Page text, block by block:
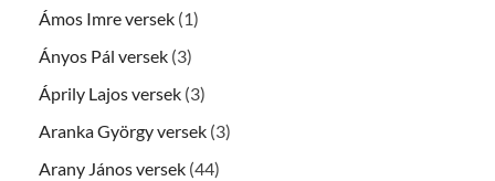
Ámos Imre versek (1)
Ányos Pál versek (3)
Áprily Lajos versek (3)
Aranka György versek (3)
Arany János versek (44)